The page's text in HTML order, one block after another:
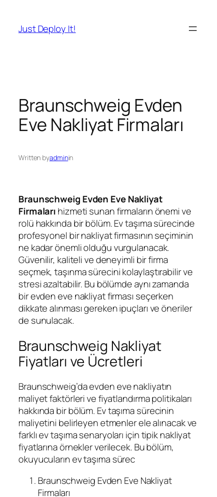
Just Deploy It!
Braunschweig Evden
Eve Nakliyat Firmaları
Written byadminin
Braunschweig Evden Eve Nakliyat
Firmaları hizmeti sunan firmaların önemi ve
rolü hakkında bir bölüm. Ev taşıma sürecinde
profesyonel bir nakliyat firmasının seçiminin
ne kadar önemli olduğu vurgulanacak.
Güvenilir, kaliteli ve deneyimli bir firma
seçmek, taşınma sürecini kolaylaştırabilir ve
stresi azaltabilir. Bu bölümde aynı zamanda
bir evden eve nakliyat firması seçerken
dikkate alınması gereken ipuçları ve öneriler
de sunulacak.
Braunschweig Nakliyat
Fiyatları ve Ücretleri
Braunschweig’da evden eve nakliyatın
maliyet faktörleri ve fiyatlandırma politikaları
hakkında bir bölüm. Ev taşıma sürecinin
maliyetini belirleyen etmenler ele alınacak ve
farklı ev taşıma senaryoları için tipik nakliyat
fiyatlarına örnekler verilecek. Bu bölüm,
okuyucuların ev taşıma sürec
Braunschweig Evden Eve Nakliyat
Firmaları